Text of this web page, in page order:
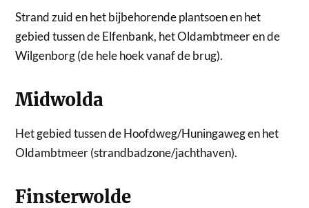
Strand zuid en het bijbehorende plantsoen en het
gebied tussen de Elfenbank, het Oldambtmeer en de
Wilgenborg (de hele hoek vanaf de brug).
Midwolda
Het gebied tussen de Hoofdweg/Huningaweg en het
Oldambtmeer (strandbadzone/jachthaven).
Finsterwolde